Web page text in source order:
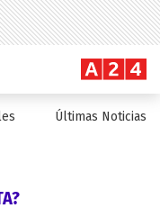
Últimas Noticias